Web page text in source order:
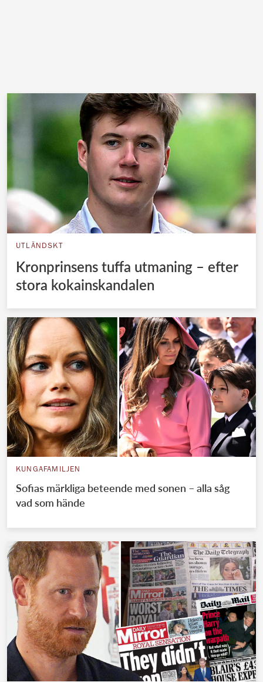
UTLÄNDSKT
Kronprinsens tuffa utmaning – efter
stora kokainskandalen
KUNGAFAMILJEN
Sofias märkliga beteende med sonen – alla såg
vad som hände